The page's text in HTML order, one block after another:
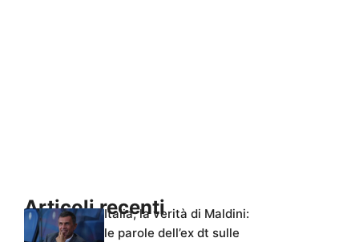
Articoli recentiItalia, la verità di Maldini:
le parole dell’ex dt sulle